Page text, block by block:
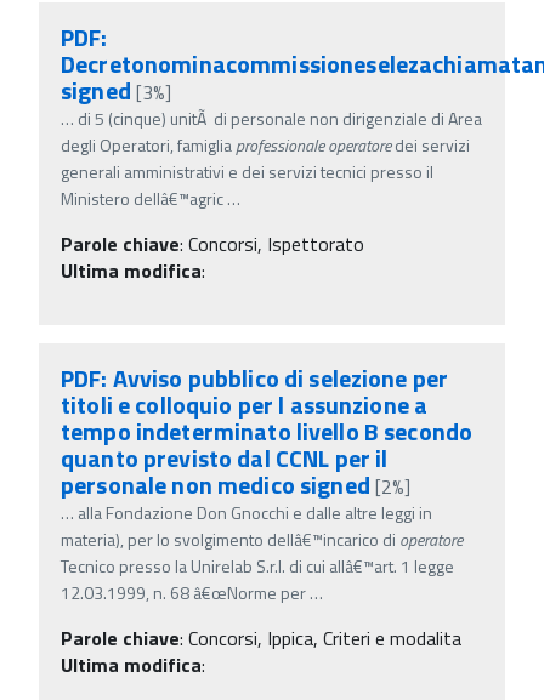
PDF:
signed [3%]
… di 5 (cinque) unitÃ di personale non dirigenziale di Area
degli Operatori, famigliaprofessionaleoperatoredei servizi
generali amministrativi e dei servizi tecnici presso il
Ministero dellâ€™agric…
Parole chiave: Concorsi, Ispettorato
Ultima modifica:
PDF: Avviso pubblico di selezione per
titoli e colloquio per l assunzione a
tempo indeterminato livello B secondo
quanto previsto dal CCNL per il
personale non medico signed [2%]
… alla Fondazione Don Gnocchi e dalle altre leggi in
materia), per lo svolgimento dellâ€™incarico di operatore
Tecnico presso la Unirelab S.r.l. di cui allâ€™art. 1 legge
12.03.1999, n. 68 â€œNorme per…
Parole chiave: Concorsi, Ippica, Criteri e modalita
Ultima modifica: